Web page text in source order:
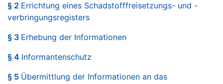
§ 2 Errichtung eines Schadstofffreisetzungs- und -
verbringungsregisters
§ 3 Erhebung der Informationen
§ 4 Informantenschutz
§ 5 Übermittlung der Informationen an das